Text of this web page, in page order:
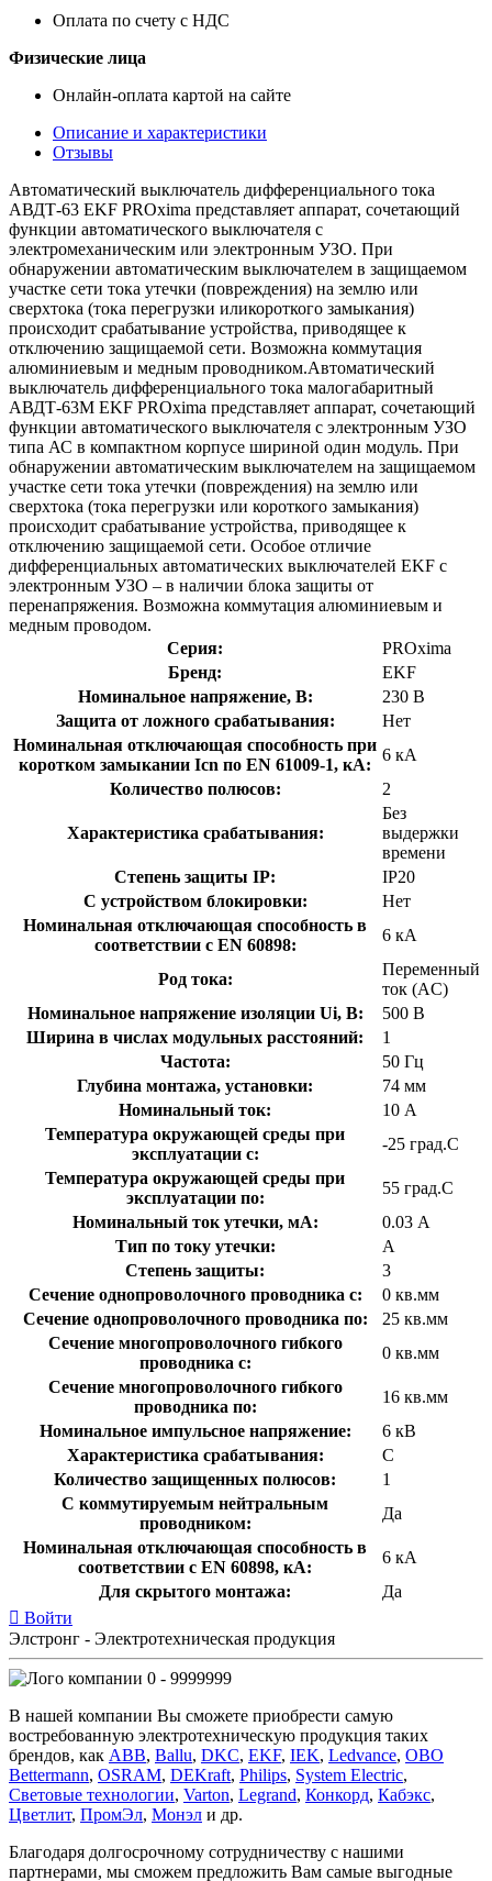
Оплата по счету с НДС
Физические лица
Онлайн-оплата картой на сайте
Описание и характеристики
Отзывы
Автоматический выключатель дифференциального тока
АВДТ-63 EKF PROxima представляет аппарат, сочетающий
функции автоматического выключателя с
электромеханическим или электронным УЗО. При
обнаружении автоматическим выключателем в защищаемом
участке сети тока утечки (повреждения) на землю или
сверхтока (тока перегрузки иликороткого замыкания)
происходит срабатывание устройства, приводящее к
отключению защищаемой сети. Возможна коммутация
алюминиевым и медным проводником.Автоматический
выключатель дифференциального тока малогабаритный
АВДТ-63М EKF PROxima представляет аппарат, сочетающий
функции автоматического выключателя с электронным УЗО
типа АС в компактном корпусе шириной один модуль. При
обнаружении автоматическим выключателем на защищаемом
участке сети тока утечки (повреждения) на землю или
сверхтока (тока перегрузки или короткого замыкания)
происходит срабатывание устройства, приводящее к
отключению защищаемой сети. Особое отличие
дифференциальных автоматических выключателей EKF с
электронным УЗО – в наличии блока защиты от
перенапряжения. Возможна коммутация алюминиевым и
медным проводом.
Серия:
PROxima
Бренд:
EKF
Номинальное напряжение, В:
230 В
Защита от ложного срабатывания:
Нет
Номинальная отключающая способность при
коротком замыкании Icn по EN 61009-1, кА:
6 кА
Количество полюсов:
2
Характеристика срабатывания:
Без
выдержки
времени
Степень защиты IP:
IP20
С устройством блокировки:
Нет
Номинальная отключающая способность в
соответствии с EN 60898:
6 кА
Род тока:
Переменный
ток (AC)
Номинальное напряжение изоляции Ui, В:
500 В
Ширина в числах модульных расстояний:
1
Частота:
50 Гц
Глубина монтажа, установки:
74 мм
Номинальный ток:
10 А
Температура окружающей среды при
эксплуатации с:
-25 град.C
Температура окружающей cреды при
эксплуатации по:
55 град.C
Номинальный ток утечки, мА:
0.03 А
Тип по току утечки:
A
Степень защиты:
3
Сечение однопроволочного проводника с:
0 кв.мм
Сечение однопроволочного проводника по:
25 кв.мм
Сечение многопроволочного гибкого
проводника с:
0 кв.мм
Сечение многопроволочного гибкого
проводника по:
16 кв.мм
Номинальное импульсное напряжение:
6 кВ
Характеристика срабатывания:
C
Количество защищенных полюсов:
1
С коммутируемым нейтральным
проводником:
Да
Номинальная отключающая способность в
соответствии с EN 60898, кА:
6 кА
Для скрытого монтажа:
Да
Войти
Элстронг - Электротехническая продукция
0 - 9999999
В нашей компании Вы сможете приобрести самую
востребованную электротехническую продукция таких
брендов, как ABB, Ballu, DKC, EKF, IEK, Ledvance, OBO
Bettermann, OSRAM, DEKraft, Philips, System Electric,
Световые технологии, Varton, Legrand, Конкорд, Кабэкс,
Цветлит, ПромЭл, Монэл и др.
Благодаря долгосрочному сотрудничеству с нашими
партнерами, мы сможем предложить Вам самые выгодные